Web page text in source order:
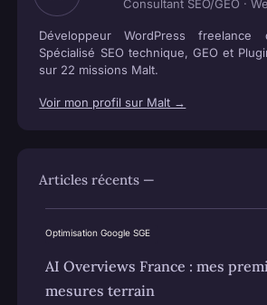
Consultant SEO/GEO ·
Développeur WordPress
Spécialisé SEO technique, GEO et
sur 22 missions Malt.
Voir mon profil sur Malt →
Articles récents —
Optimisation Google SGE
AI Overviews France : mes
mesures terrain